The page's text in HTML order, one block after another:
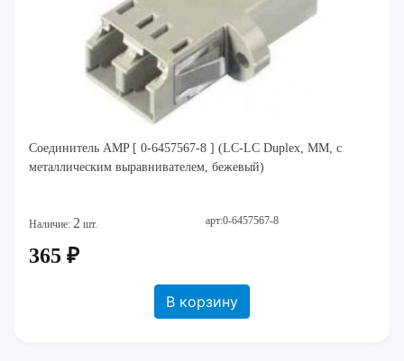
Соединитель AMP [ 0-6457567-8 ] (LC-LC Duplex, MM, с
металлическим выравнивателем, бежевый)
Наличие: 2 шт. арт:0-6457567-8
365 ₽
В корзину